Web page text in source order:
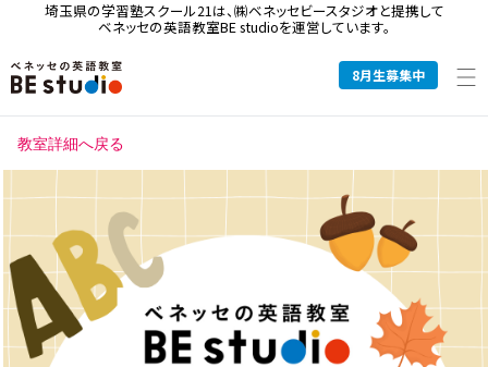
埼玉県の学習塾スクール21は、㈱ベネッセビースタジオと提携して
ベネッセの英語教室BE studioを運営しています。
8月生募集中
教室詳細へ戻る